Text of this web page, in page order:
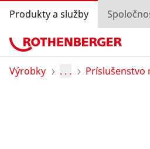
Produkty a služby
Produkty
Výrobky . . . Príslušenstvo